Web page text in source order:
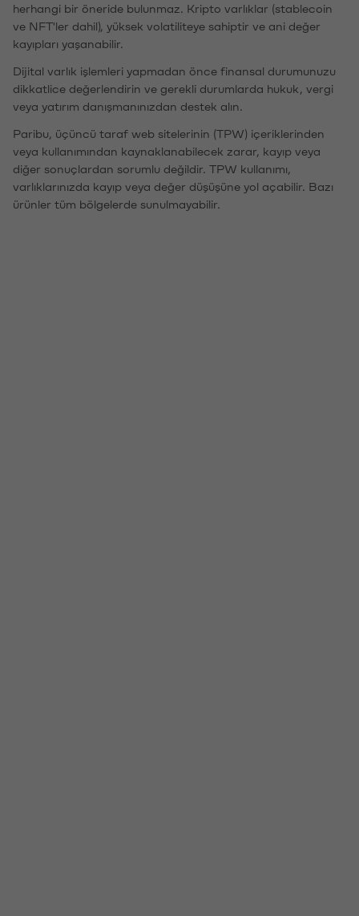
herhangi bir öneride bulunmaz. Kripto varlıklar (stablecoin
ve NFT'ler dahil), yüksek volatiliteye sahiptir ve ani değer
kayıpları yaşanabilir.
Dijital varlık işlemleri yapmadan önce finansal durumunuzu
dikkatlice değerlendirin ve gerekli durumlarda hukuk, vergi
veya yatırım danışmanınızdan destek alın.
Paribu, üçüncü taraf web sitelerinin (TPW) içeriklerinden
veya kullanımından kaynaklanabilecek zarar, kayıp veya
diğer sonuçlardan sorumlu değildir. TPW kullanımı,
varlıklarınızda kayıp veya değer düşüşüne yol açabilir. Bazı
ürünler tüm bölgelerde sunulmayabilir.